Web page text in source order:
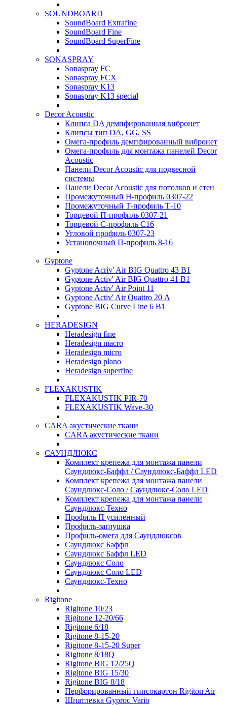
SOUNDBOARD
SoundBoard Extrafine
SoundBoard Fine
SoundBoard SuperFine
SONASPRAY
Sonaspray FC
Sonaspray FCX
Sonaspray K13
Sonaspray K13 special
Decor Acoustic
Клипса DA демпфированная вибронет
Клипсы тип DA, GG, SS
Омега-профиль демпфированный вибронет
Омега-профиль для монтажа панелей Decor
Acoustic
Панели Decor Acoustic для подвесной
системы
Панели Decor Acoustic для потолков и стен
Промежуточный Н-профиль 0307-22
Промежуточный Т-профиль Т-10
Торцевой П-профиль 0307-21
Торцевой С-профиль С16
Угловой профиль 0307-23
Установочный П-профиль 8-16
Gyptone
Gyptone Acriv' Air BIG Quattro 43 В1
Gyptone Activ' Air BIG Quattro 41 B1
Gyptone Activ' Air Point 11
Gyptone Activ' Air Quattro 20 А
Gyptone BIG Curve Line 6 B1
HERADESIGN
Heradesign fine
Heradesign macro
Heradesign micro
Heradesign plano
Heradesign superfine
FLEXAKUSTIK
FLEXAKUSTIK PIR-70
FLEXAKUSTIK Wave-30
CARA акустические ткани
CARA акустические ткани
САУНДЛЮКС
Комплект крепежа для монтажа панели
Саундлюкс-Баффл / Саундлюкс-Баффл LED
Комплект крепежа для монтажа панели
Саундлюкс-Соло / Саундлюкс-Соло LED
Комплект крепежа для монтажа панели
Саундлюкс-Техно
Профиль П усиленный
Профиль-заглушка
Профиль-омега для Саундлюксов
Саундлюкс Баффл
Саундлюкс Баффл LED
Саундлюкс Соло
Саундлюкс Соло LED
Саундлюкс-Техно
Rigitone
Rigitone 10/23
Rigitone 12-20/66
Rigitone 6/18
Rigitone 8-15-20
Rigitone 8-15-20 Super
Rigitone 8/18Q
Rigitone BIG 12/25Q
Rigitone BIG 15/30
Rigitone BIG 8/18
Перфорированный гипсокартон Rigiton Air
Шпатлевка Gyproc Vario